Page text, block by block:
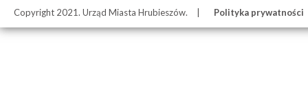
Copyright 2021. Urząd Miasta Hrubieszów. Polityka prywatności